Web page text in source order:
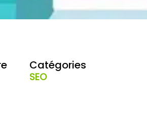
Catégories
SEO